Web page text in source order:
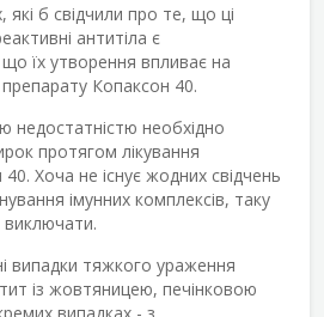
які б свідчили про те, що ці
антитіла є
їх утворення впливає на
препарату Копаксон 40.
недостатністю необхідно
протягом лікування
Хоча не існує жодних свідчень
імунних комплексів, таку
випадки тяжкого ураження
із жовтяницею, печінковою